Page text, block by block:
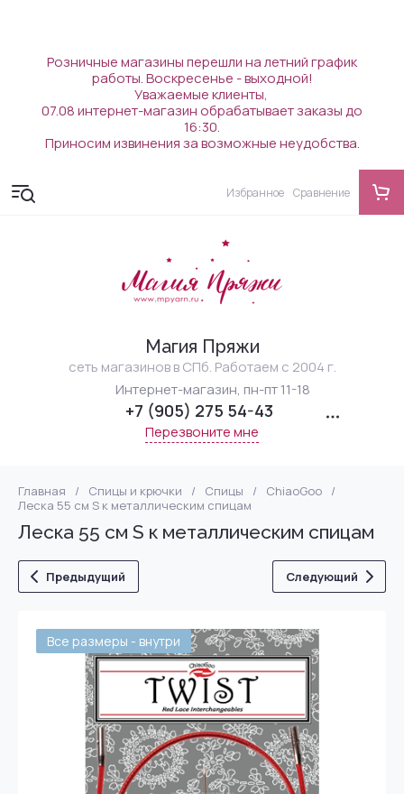
Розничные магазины перешли на летний график
работы. Воскресенье - выходной!
Уважаемые клиенты,
07.08 интернет-магазин обрабатывает заказы до
16:30.
Приносим извинения за возможные неудобства.
Магия Пряжи
сеть магазинов в СПб. Работаем с 2004 г.
Интернет-магазин, пн-пт 11-18
+7 (905) 275 54-43
Перезвоните мне
Избранное Сравнение
Главная / Спицы и крючки / Спицы / ChiaoGoo
/
Леска 55 см S к металлическим спицам
Леска 55 см S к металлическим спицам
Предыдущий Следующий
Все размеры - внутри